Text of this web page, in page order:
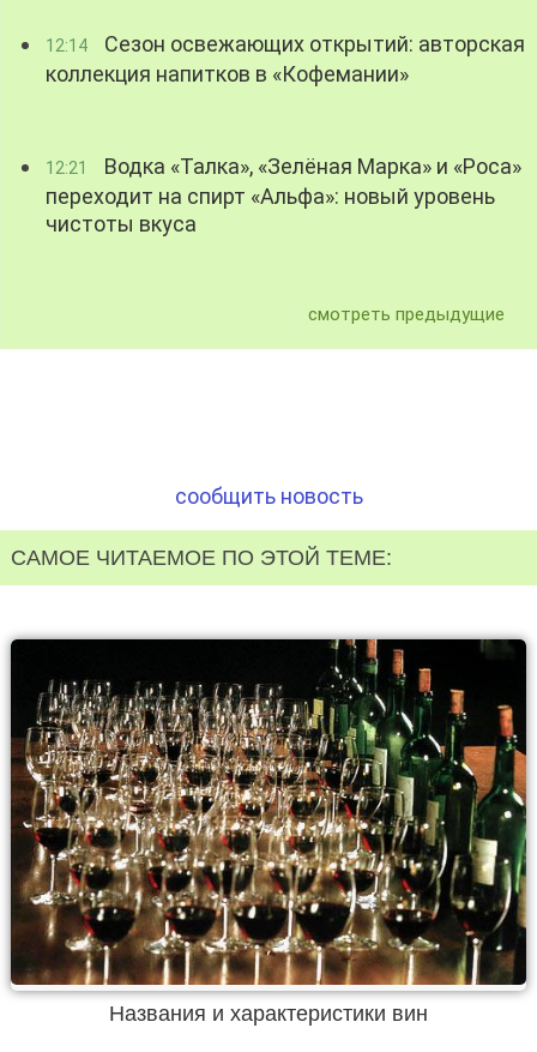
12:14
Сезон освежающих открытий: авторская
коллекция напитков в «Кофемании»
12:21
Водка «Талка», «Зелёная Марка» и «Роса»
переходит на спирт «Альфа»: новый уровень
чистоты вкуса
смотреть предыдущие
сообщить новость
САМОЕ ЧИТАЕМОЕ ПО ЭТОЙ ТЕМЕ:
Названия и характеристики вин